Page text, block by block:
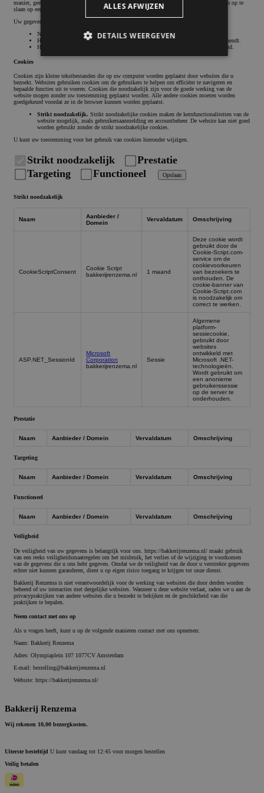
manier, geeft u Bakkerij Renzema toestemming om die informatie te gebruiken, te delen en op te
slaan op een manier die in overeenstemming is met dit privacybeleid.
Uw gegevens kunnen om bijkomende redenen openbaar worden gemaakt, waaronder:
Naleving van toepasselijke wetten, verordeningen of gerechtelijke bevelen.
Het reageren op claims dat uw gebruik van onze Dienst de rechten van derden schendt.
Het afdwingen van overeenkomsten die u met ons sluit, inclusief dit privacybeleid.
Cookies
Cookies zijn kleine tekstbestanden die op uw computer worden geplaatst door websites die u
bezoekt. Websites gebruiken cookies om de gebruikers te helpen om efficiënt te navigeren en
bepaalde functies uit te voeren. Cookies die noodzakelijk zijn voor de goede werking van de
website mogen zonder uw toestemming geplaatst worden. Alle andere cookies moeten worden
goedgekeurd voordat ze in de browser kunnen worden geplaatst.
Strikt noodzakelijk. Strikt noodzakelijke cookies maken de kernfunctionaliteiten van de
website mogelijk, zoals gebruikersaanmelding en accountbeheer. De website kan niet goed
worden gebruikt zonder de strikt noodzakelijke cookies.
U kunt uw toestemming voor het gebruik van cookies hieronder wijzigen.
Strikt noodzakelijk
Prestatie
Targeting
Functioneel Opslaan
Strikt noodzakelijk
Naam
Aanbieder /
Domein
Vervaldatum Omschrijving
CookieScriptConsent
Cookie Script
bakkerijrenzema.nl
1 maand
Deze cookie wordt
gebruikt door de
Cookie-Script.com-
service om de
cookievoorkeuren
van bezoekers te
onthouden. De
cookie-banner van
Cookie-Script.com
is noodzakelijk om
correct te werken.
ASP.NET_SessionId
Microsoft
Corporation
bakkerijrenzema.nl
Sessie
Algemene
platform-
sessiecookie,
gebruikt door
websites
ontwikkeld met
Microsoft .NET-
technologieën.
Wordt gebruikt om
een anonieme
gebruikerssessie
op de server te
onderhouden.
Prestatie
Naam Aanbieder / Domein Vervaldatum Omschrijving
Targeting
Naam Aanbieder / Domein Vervaldatum Omschrijving
Functioneel
Naam Aanbieder / Domein Vervaldatum Omschrijving
Veiligheid
De veiligheid van uw gegevens is belangrijk voor ons. https://bakkerijrenzema.nl/ maakt gebruik
van een reeks veiligheidsmaatregelen om het misbruik, het verlies of de wijziging te voorkomen
van de gegevens die u ons hebt gegeven. Omdat we de veiligheid van de door u verstrekte gegevens
echter niet kunnen garanderen, dient u op eigen risico toegang te krijgen tot onze dienst.
Bakkerij Renzema is niet verantwoordelijk voor de werking van websites die door derden worden
beheerd of uw interacties met dergelijke websites. Wanneer u deze website verlaat, raden we u aan de
privacypraktijken van andere websites die u bezoekt te bekijken en de geschiktheid van die
praktijken te bepalen.
Neem contact met ons op
Als u vragen heeft, kunt u op de volgende manieren contact met ons opnemen:
Naam: Bakkerij Renzema
Adres: Olympiaplein 107 1077CV Amsterdam
E-mail: bestelling@bakkerijrenzema.nl
Website: https://bakkerijrenzema.nl/
Bakkerij Renzema
Wij rekenen 10,00 bezorgkosten.
Uiterste besteltijd U kunt vandaag tot 12:45 voor morgen bestellen
Veilig betalen
ALLES AFWIJZEN
DETAILS WEERGEVEN
Strikt noodzakelijk Prestatie
Targeting
Functioneel
Strikt noodzakelijke cookies maken de
kernfunctionaliteiten van de website mogelijk,
zoals gebruikersaanmelding en accountbeheer.
zonder de strikt noodzakelijke cookies.
Naam
Aanbieder /
Domein
CookieScriptConsent
bakkerijrenzema.nl